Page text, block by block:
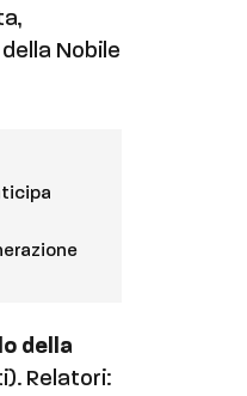
Nobile
della
Relatori: